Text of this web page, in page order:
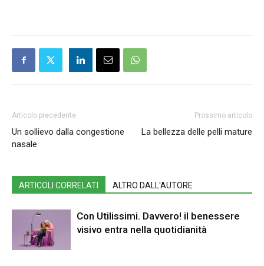
Articolo precedente
Un sollievo dalla congestione
nasale
Prossimo articolo
La bellezza delle pelli mature
ARTICOLI CORRELATI ALTRO DALL'AUTORE
Con Utilissimi. Davvero! il benessere
visivo entra nella quotidianità